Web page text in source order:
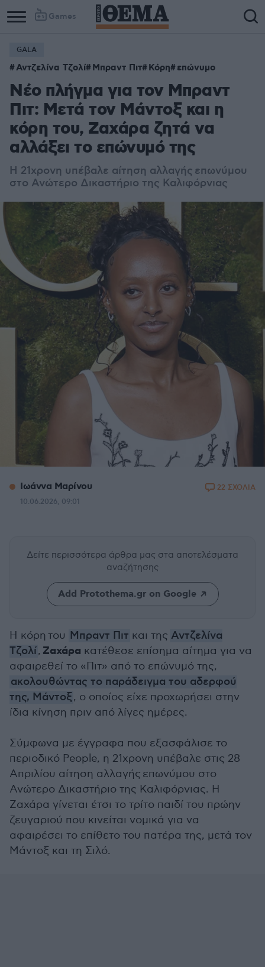
Games
Column
1
Column
2
GALA
Αντζελίνα Τζολί Μπραντ Πιτ Κόρη επώνυμο
Νέο πλήγμα για τον Μπραντ
Πιτ: Μετά τον Μάντοξ και η
κόρη του, Ζαχάρα ζητά να
αλλάξει το επώνυμό της
H 21χρονη υπέβαλε αίτηση αλλαγής επωνύμου
στο Ανώτερο Δικαστήριο της Καλιφόρνιας
Ιωάννα Μαρίνου
10.06.2026, 09:01
22 ΣΧΟΛΙΑ
Δείτε περισσότερα άρθρα μας στα αποτελέσματα
αναζήτησης
Add Protothema.gr on Google
Η κόρη του Μπραντ Πιτ και της Αντζελίνα
Τζολί, Ζαχάρα κατέθεσε επίσημα αίτημα για να
αφαιρεθεί το «Πιτ» από το επώνυμό της,
ακολουθώντας το παράδειγμα του αδερφού
της, Μάντοξ, ο οποίος είχε προχωρήσει στην
ίδια κίνηση πριν από λίγες ημέρες.
Σύμφωνα με έγγραφα που εξασφάλισε το
περιοδικό People, η 21χρονη υπέβαλε στις 28
Απριλίου αίτηση αλλαγής επωνύμου στο
Ανώτερο Δικαστήριο της Καλιφόρνιας. Η
Ζαχάρα γίνεται έτσι το τρίτο παιδί του πρώην
ζευγαριού που κινείται νομικά για να
αφαιρέσει το επίθετο του πατέρα της, μετά τον
Μάντοξ και τη Σιλό.